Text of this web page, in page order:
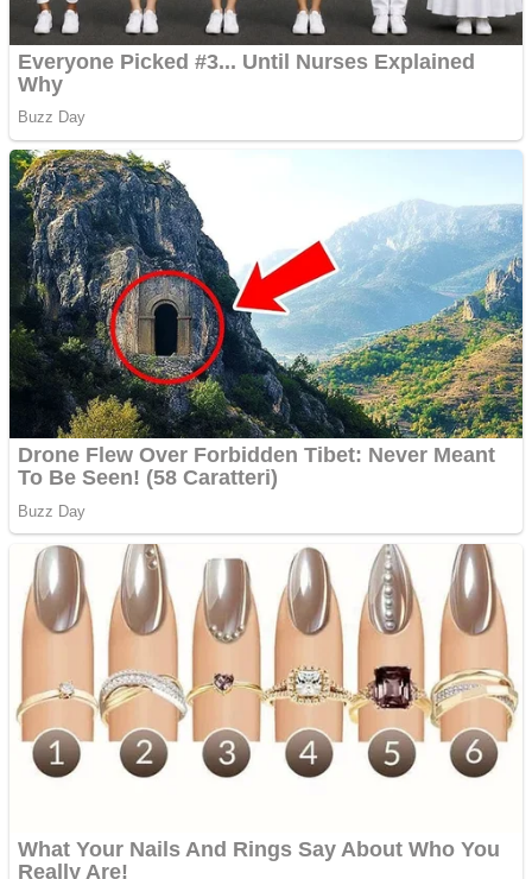
Covid-19: 755 de cazuri
Răcitor de apă CW5000
pentru freze cu laser fără
metale
Răcitor de apă CW5000
pentru freze cu laser fără
metale
Cutit cositoare KUHN
Creez aplicatie
ANDROID pentru siteul